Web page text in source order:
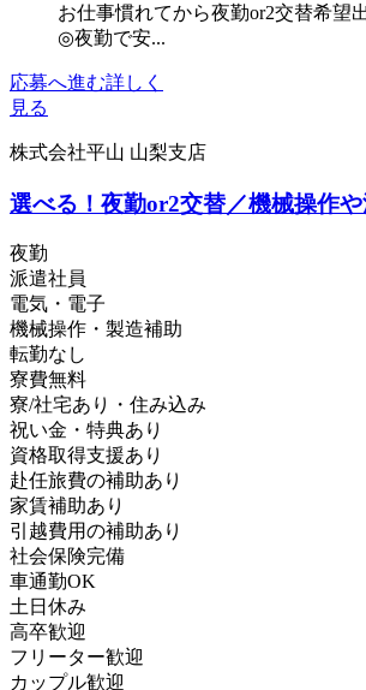
お仕事慣れてから夜勤or2交替希望
◎夜勤で安...
応募へ進む詳しく
見る
株式会社平山 山梨支店
選べる！夜勤or2交替／機械操作
夜勤
派遣社員
電気・電子
機械操作・製造補助
転勤なし
寮費無料
寮/社宅あり・住み込み
祝い金・特典あり
資格取得支援あり
赴任旅費の補助あり
家賃補助あり
引越費用の補助あり
社会保険完備
車通勤OK
土日休み
高卒歓迎
フリーター歓迎
カップル歓迎